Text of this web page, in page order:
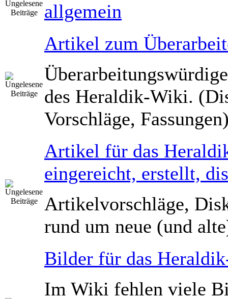
allgemein
Artikel zum
des Heraldik-Wiki.
Vorschläge,
Artikel für das
eingereicht, erstellt,
Artikelvorschläge,
rund um neue (und
Bilder für das
Im Wiki fehlen viele